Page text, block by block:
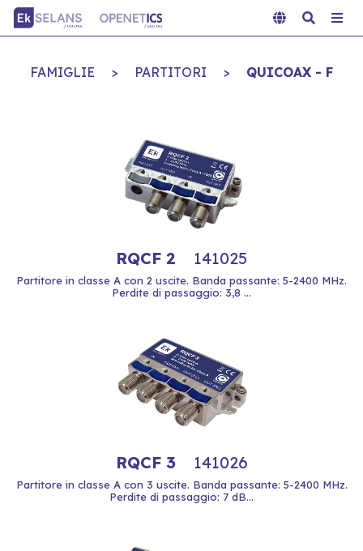
FAMIGLIE > PARTITORI > QUICOAX - F
RQCF 2 141025
Partitore in classe A con 2 uscite. Banda passante: 5-2400 MHz.
Perdite di passaggio: 3,8 ...
RQCF 3 141026
Partitore in classe A con 3 uscite. Banda passante: 5-2400 MHz.
Perdite di passaggio: 7 dB...